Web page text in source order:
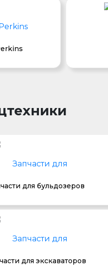
для бульдозеров
для экскаваторов